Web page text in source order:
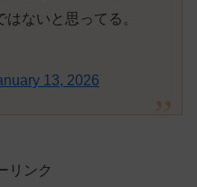
ないと思ってる。
13, 2026
リンク